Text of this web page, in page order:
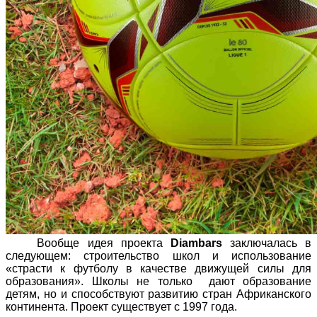
Вообще идея проекта Diambarsзаключалась в
следующем: строительство школ и использование
«страсти к футболу в качестве движущей силы для
образования». Школы не только дают образование
детям, но и способствуют развитию стран Африканского
континента. Проект существует с 1997 года.